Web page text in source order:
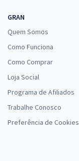
GRAN
Quem Somos
Como Funciona
Como Comprar
Loja Social
Programa de Afiliados
Trabalhe Conosco
Preferência de Cookies